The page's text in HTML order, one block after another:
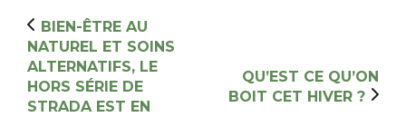
BIEN-ÊTRE AU
NATUREL ET SOINS
ALTERNATIFS, LE
HORS SÉRIE DE
STRADA EST EN
QU’EST CE QU’ON
BOIT CET HIVER ?